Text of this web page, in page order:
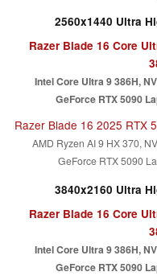
2560x1440 Ultra
Razer Blade 16 Core
Intel Core Ultra 9 386H,
GeForce RTX 5090
Razer Blade 16 2025 RTX
AMD Ryzen AI 9 HX 370,
GeForce RTX 5090
3840x2160 Ultra
Razer Blade 16 Core
Intel Core Ultra 9 386H,
GeForce RTX 5090